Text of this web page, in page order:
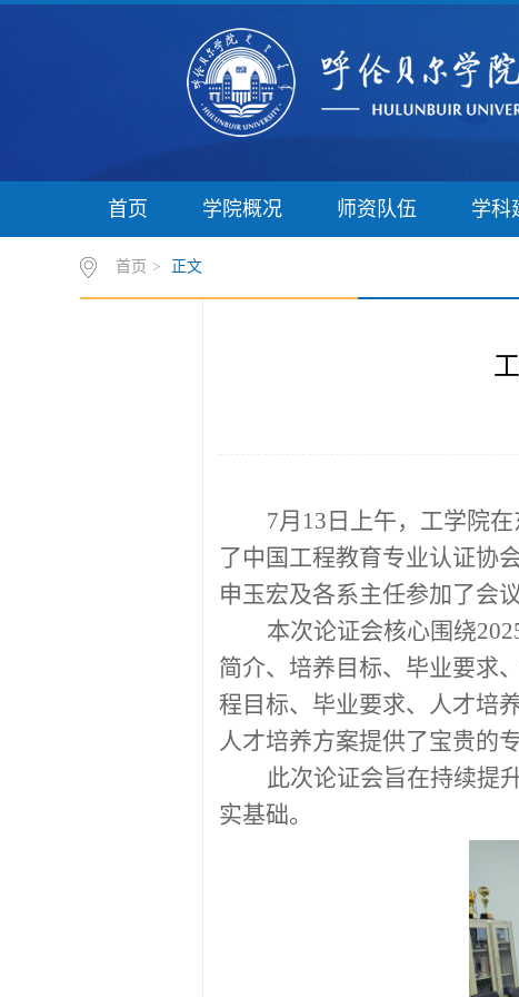
首页 学院概况 师资队伍 学科
首页 > 正文
7月 13 日上午，工学院
了中国工程教育专业认证协
申玉宏及各系主任参加了会议
本次论证会核心围绕
简介、培养目标、毕业要求
程目标、毕业要求、人才培
人才培养方案提供了宝贵的
此次论证会旨在持续提
实基础。